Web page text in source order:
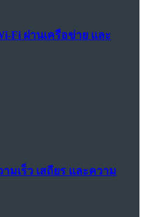
Fi ผ่านเครือข่าย และ
มเร็ว เสถียร และความ